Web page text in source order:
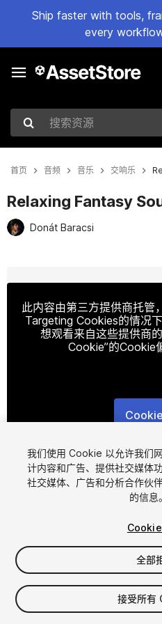
Ship faster with tools,
every
搜索资源
首页 音频 音乐 交响乐
Relaxing Fantasy
Donát Baracsi
此内容由第三方提供商托管
Targeting Cookies的情况
想观看来自这些提供商
Cookie”的Cookie
1/2
$20
增值税将在结算时计算
我们使用 Cookie 以允许我们
计内容和广告、提供社交媒体
社交媒体、广告和分析合作伙
的信息。
全部
接受所有